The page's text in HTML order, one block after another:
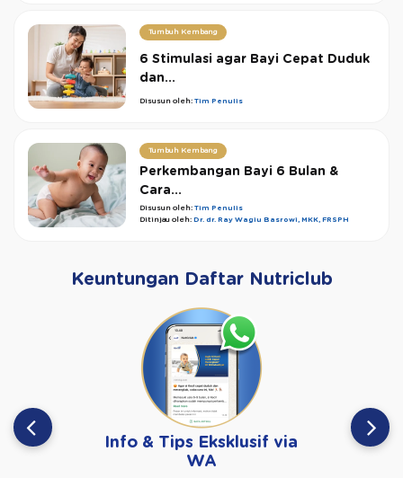
Tumbuh Kembang
6 Stimulasi agar Bayi Cepat Duduk
dan...
Disusun oleh: Tim Penulis
Tumbuh Kembang
Perkembangan Bayi 6 Bulan &
Cara...
Disusun oleh: Tim Penulis
Ditinjau oleh: Dr. dr. Ray Wagiu Basrowi, MKK, FRSPH
Keuntungan Daftar Nutriclub
Info & Tips Eksklusif via
WA